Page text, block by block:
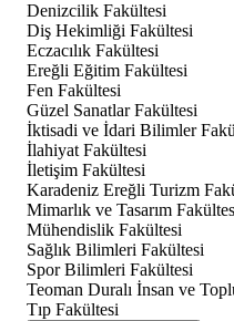
Denizcilik Fakültesi
Diş Hekimliği Fakültesi
Eczacılık Fakültesi
Ereğli Eğitim Fakültesi
Fen Fakültesi
Güzel Sanatlar Fakültesi
İktisadi ve İdari Bilimler
İlahiyat Fakültesi
İletişim Fakültesi
Karadeniz Ereğli Turizm
Mimarlık ve Tasarım
Mühendislik Fakültesi
Sağlık Bilimleri Fakültesi
Spor Bilimleri Fakültesi
Teoman Duralı İnsan ve
Tıp Fakültesi